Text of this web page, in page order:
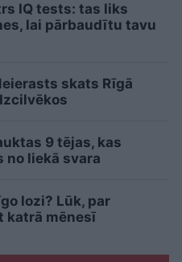
IQ tests: tas liks
lai pārbaudītu tavu
skats Rīgā
9 tējas, kas
liekā svara
lozi? Lūk, par
katrā mēnesī